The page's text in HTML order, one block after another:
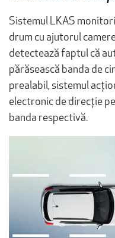
Sistemul LKAS
drum cu ajutorul
detectează faptul că
părăsească banda de
prealabil, sistemul
electronic de direcție
banda respectivă.